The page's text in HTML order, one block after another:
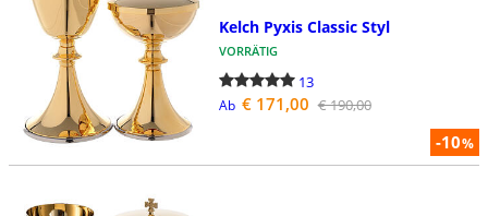
-10%
Kelch Pyxis Classic Styl
VORRÄTIG
13
Ab € 171,00 € 190,00